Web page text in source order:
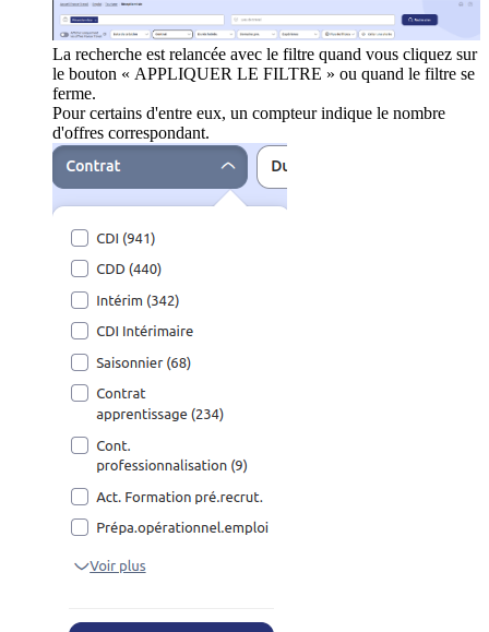
La recherche est relancée avec le filtre quand vous cliquez sur
le bouton « APPLIQUER LE FILTRE » ou quand le filtre se
ferme.
Pour certains d'entre eux, un compteur indique le nombre
d'offres correspondant.